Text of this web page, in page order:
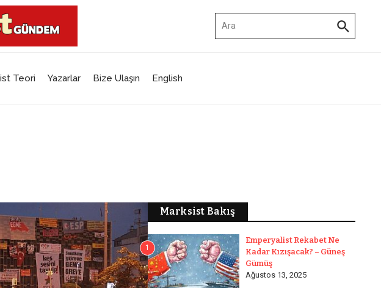
Teori Yazarlar Bize Ulaşın English
Marksist Bakış
1
Emperyalist Rekabet Ne
Kadar Kızışacak? – Güneş
Gümüş
Ağustos 13, 2025